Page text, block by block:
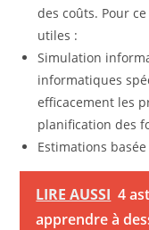
des coûts. Pour
utiles :
Simulation
informatiques
efficacement les
planification des
Estimations
LIRE AUSSI 4
apprendre à